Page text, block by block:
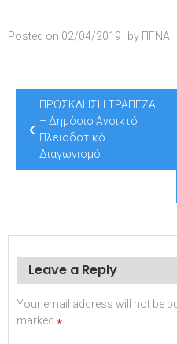
Posted on 02/04/2019 by ΠΓΝΑ
Post
navigation
ΠΡΟΣΚΛΗΣΗ ΤΡΑΠΕΖΑ
– Δημόσιο Ανοικτό
Πλειοδοτικό
Διαγωνισμό
Leave a Reply
Your email address will not be
marked *